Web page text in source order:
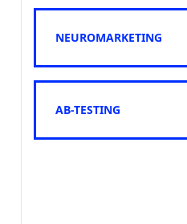
NEUROMARKETING
AB-TESTING